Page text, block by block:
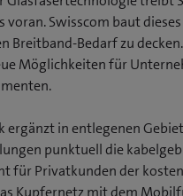
voran. Swisscom baut
Breitband-Bedarf zu
Möglichkeiten für
ergänzt in entlegenen
punktuell die
für Privatkunden der
Kupfernetz mit dem